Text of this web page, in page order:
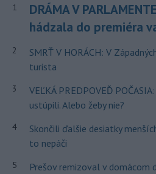
1
DRÁMA V
hádzala do premiéra
2
SMRŤ V HORÁCH: V
turista
3
VEĽKÁ PREDPOVEĎ
ustúpili. Alebo žeby nie?
4
Skončili ďalšie desiatky
to nepáči
5
Prešov remizoval v domácom